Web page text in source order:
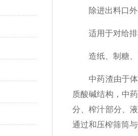
除进出料口外
适用于对给排
造纸、制糖、
中药渣由于体
质酸碱结构，中
分、榨汁部分、
通过和压榨筛筒